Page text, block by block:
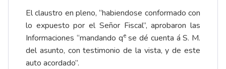
El claustro en pleno, “habiendose conformado con
lo expuesto por el Señor Fiscal”, aprobaron las
Informaciones “mandando qese dé cuenta á S. M.
del asunto, con testimonio de la vista, y de este
auto acordado”.